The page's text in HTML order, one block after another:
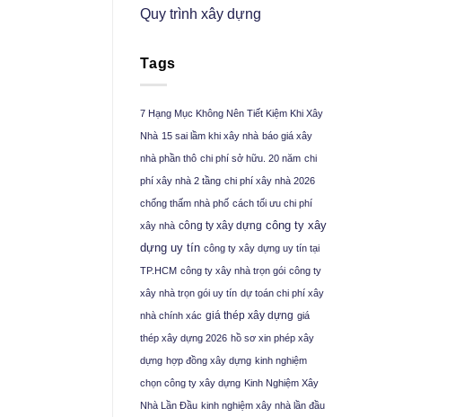
Quy trình xây dựng
Tags
7 Hạng Mục Không Nên Tiết Kiệm Khi Xây
Nhà 15 sai lầm khi xây nhà báo giá xây
nhà phần thô chi phí sở hữu. 20 năm chi
phí xây nhà 2 tầng chi phí xây nhà 2026
chống thấm nhà phố cách tối ưu chi phí
xây nhà công ty xây dựng công ty xây
dựng uy tín công ty xây dựng uy tín tại
TP.HCM công ty xây nhà trọn gói công ty
xây nhà trọn gói uy tín dự toán chi phí xây
nhà chính xác giá thép xây dựng giá
thép xây dựng 2026 hồ sơ xin phép xây
dựng hợp đồng xây dựng kinh nghiệm
chọn công ty xây dựng Kinh Nghiệm Xây
Nhà Lần Đầu kinh nghiệm xây nhà lần đầu